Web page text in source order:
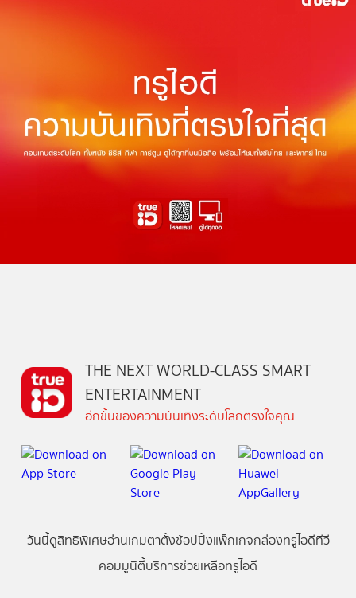
THE NEXT WORLD-CLASS SMART
ENTERTAINMENT
อีกขั้นของความบันเทิงระดับโลกตรงใจคุณ
วันนี้ดูสิทธิพิเศษอ่านเกมตาตั้งช้อปปิ้งแพ็กเกจกล่องทรูไอดีทีวี
คอมมูนิตี้บริการช่วยเหลือทรูไอดี